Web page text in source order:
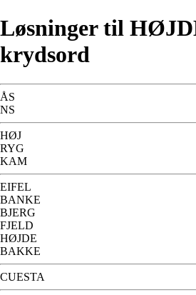
Løsninger til
krydsord
ÅS
NS
HØJ
RYG
KAM
EIFEL
BANKE
BJERG
FJELD
HØJDE
BAKKE
CUESTA